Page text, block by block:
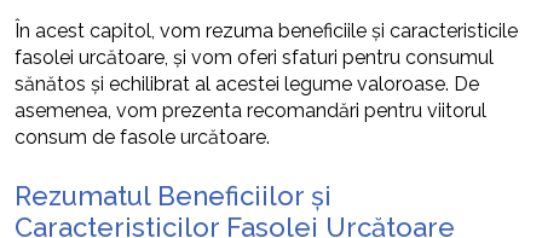
În acest capitol, vom rezuma beneficiile și caracteristicile
fasolei urcătoare, și vom oferi sfaturi pentru consumul
sănătos și echilibrat al acestei legume valoroase. De
asemenea, vom prezenta recomandări pentru viitorul
consum de fasole urcătoare.
Rezumatul Beneficiilor și
Caracteristicilor Fasolei Urcătoare